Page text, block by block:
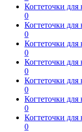
Когтеточки
0
Когтеточки
0
Когтеточки
0
Когтеточки
0
Когтеточки
0
Когтеточки
0
Когтеточки
0